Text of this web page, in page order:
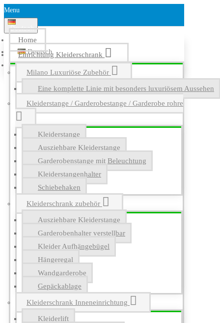
Menu
Deutsch
Deutsch
English
Home
Einrichtung Kleiderschrank
Milano Luxuriöse Zubehör
Eine komplette Linie mit besonders luxuriösem Aussehen
Kleiderstange / Garderobestange / Garderobe rohre
Kleiderstange
Ausziehbare Kleiderstange
Garderobenstange mit Beleuchtung
Kleiderstangenhalter
Schiebehaken
Kleiderschrank zubehör
Ausziehbare Kleiderstange
Garderobenhalter verstellbar
Kleider Aufhängebügel
Hängeregal
Wandgarderobe
Gepäckablage
Kleiderschrank Inneneinrichtung
Kleiderlift